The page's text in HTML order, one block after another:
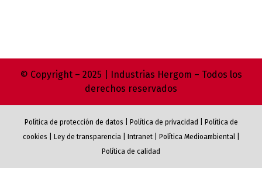
© Copyright – 2025 | Industrias Hergom – Todos los
derechos reservados
Política de protección de datos Política de privacidad
Política de
cookies
Ley de transparencia| Intranet| Política Medioambiental|
Política de calidad